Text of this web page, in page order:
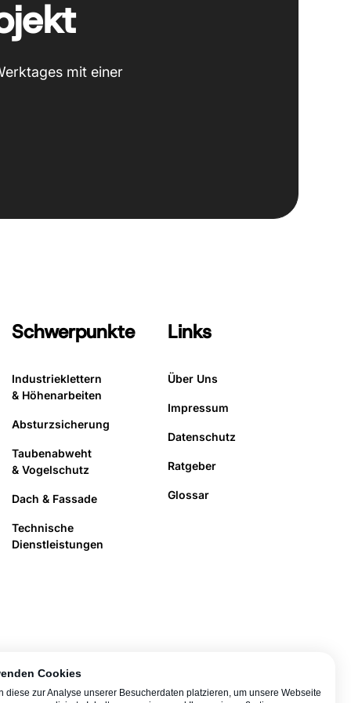
mit einer
Schwerpunkte
Industrieklettern
& Höhenarbeiten
Absturzsicherung
Taubenabweht
& Vogelschutz
Dach & Fassade
Technische
Dienstleistungen
Links
Über Uns
Impressum
Datenschutz
Ratgeber
Glossar
Cookies
diese zur Analyse unserer Besucherdaten platzieren, um unsere Webseite